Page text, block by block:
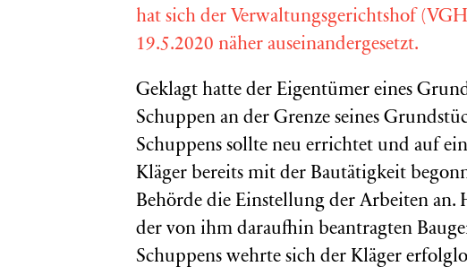
hat sich der Verwaltungsgerichtshof
19.5.2020 näher auseinandergesetzt.
Geklagt hatte der Eigentümer eines
Schuppen an der Grenze seines
Schuppens sollte neu errichtet und auf
Kläger bereits mit der Bautätigkeit
Behörde die Einstellung der Arbeiten an.
der von ihm daraufhin beantragten
Schuppens wehrte sich der Kläger